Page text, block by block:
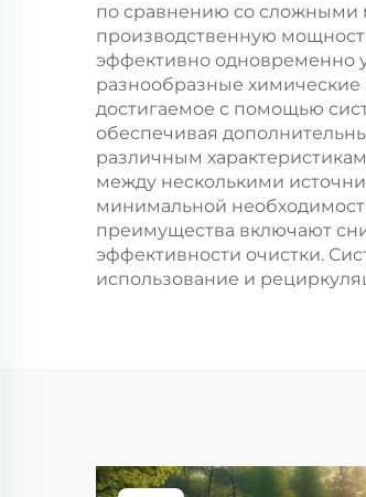
по сравнению со сложными
производственную
эффективно одновременно
разнообразные химические
достигаемое с помощью
обеспечивая
различным
между несколькими
минимальной
преимущества включают
эффективности очистки.
использование и